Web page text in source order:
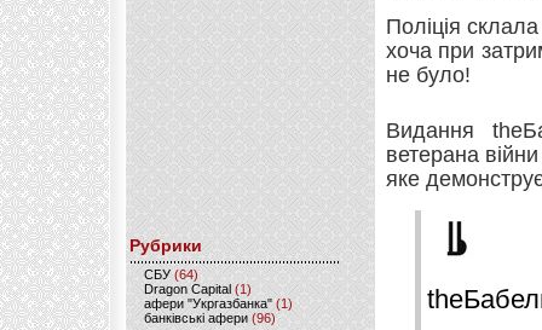
Рубрики
CБУ (64)
Dragon Capital (1)
афери "Укргазбанка" (1)
банківські афери (96)
Поліція
хоча при
не було!
Видання
ветерана
яке